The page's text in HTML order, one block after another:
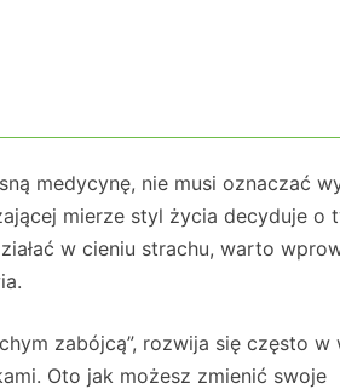
medycynę, nie musi oznaczać
mierze styl życia decyduje o
w cieniu strachu, warto
zabójcą”, rozwija się często w
Oto jak możesz zmienić swoje